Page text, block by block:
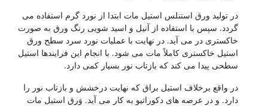
در تولید ورق استنلس استیل مات ابتدا از نورد گرم استفاده می
گردد. سپس با استفاده از آنیل و اسید شویی رنگ ورق به صورت
خاکستری در می آید. در نهایت با عملیات نورد سرد سطح ورق
استیل خاکستری کاملاً مات می شود. با انجام این فرایندها استیل
سطحی پیدا می کند که بازتاب نور بسیار کمی دارد.
در واقع برخلاف استیل براق که نهایت درخشش و بازتاب نور را
دارد. و در عرصه های دکوراتیو به کار می آید. وَرق استیل مات